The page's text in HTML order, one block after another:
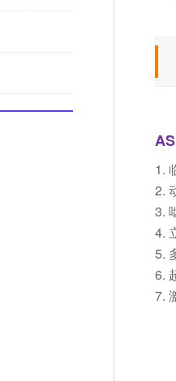
1.
2.
3.
4.
5.
6.
7.